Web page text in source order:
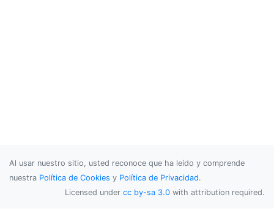
Al usar nuestro sitio, usted reconoce que ha leído y comprende
nuestra Política de Cookies y Política de Privacidad.
Licensed under cc by-sa 3.0 with attribution required.